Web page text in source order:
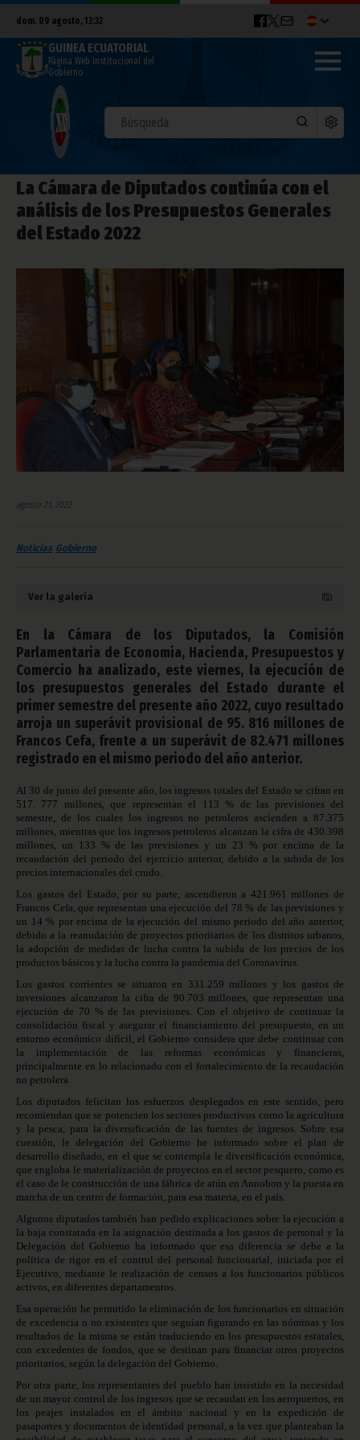
dom. 09 agosto, 13:32
GUINEA ECUATORIAL
Página Web Institucional del
Gobierno
La Cámara de Diputados continúa con el
análisis de los Presupuestos Generales
del Estado 2022
agosto 21, 2022
Noticias Gobierno
Ver la galería
En la Cámara de los Diputados, la Comisión
Parlamentaria de Economía, Hacienda, Presupuestos y
Comercio ha analizado, este viernes, la ejecución de
los presupuestos generales del Estado durante el
primer semestre del presente año 2022, cuyo resultado
arroja un superávit provisional de 95. 816 millones de
Francos Cefa, frente a un superávit de 82.471 millones
registrado en el mismo periodo del año anterior.
Al 30 de junio del presente año, los ingresos totales del Estado se cifran en
517. 777 millones, que representan el 113 % de las previsiones del
semestre, de los cuales los ingresos no petroleros ascienden a 87.375
millones, mientras que los ingresos petroleros alcanzan la cifra de 430.398
millones, un 133 % de las previsiones y un 23 % por encima de la
recaudación del periodo del ejercicio anterior, debido a la subida de los
precios internacionales del crudo.
Los gastos del Estado, por su parte, ascendieron a 421.961 millones de
Francos Cefa, que representan una ejecución del 78 % de las previsiones y
un 14 % por encima de la ejecución del mismo periodo del año anterior,
debido a la reanudación de proyectos prioritarios de los distritos urbanos,
la adopción de medidas de lucha contra la subida de los precios de los
productos básicos y la lucha contra la pandemia del Coronavirus.
Los gastos corrientes se situaron en 331.259 millones y los gastos de
inversiones alcanzaron la cifra de 90.703 millones, que representan una
ejecución de 70 % de las previsiones. Con el objetivo de continuar la
consolidación fiscal y asegurar el financiamiento del presupuesto, en un
entorno económico difícil, el Gobierno considera que debe continuar con
la implementación de las reformas económicas y financieras,
principalmente en lo relacionado con el fortalecimiento de la recaudación
no petrolera.
Los diputados felicitan los esfuerzos desplegados en este sentido, pero
recomiendan que se potencien los sectores productivos corno la agricultura
y la pesca, para la diversificación de las fuentes de ingresos. Sobre esa
cuestión, le delegación del Gobierno he informado sobre el plan de
desarrollo diseñado, en el que se contempla le diversificación económica,
que engloba le materialización de proyectos en el sector pesquero, como es
el caso de le construcción de una fábrica de atún en Annobon y la puesta en
marcha de un centro de formación, para esa materia, en el país.
Algunos diputados también han pedido explicaciones sobre la ejecución a
la baja constatada en la asignación destinada a los gastos de personal y la
Delegación del Gobierno ha informado que esa diferencia se debe a la
política de rigor en el control del personal funcionarial, iniciada por el
Ejecutivo, mediante le realización de censos a los funcionarios públicos
activos, en diferentes departamentos.
Esa operación he permitido la eliminación de los funcionarios en situación
de excedencia o no existentes que seguían figurando en las nóminas y los
resultados de la misma se están traduciendo en los presupuestos estatales,
con excedentes de fondos, que se destinan para financiar otros proyectos
prioritarios, según la delegación del Gobierno.
Por otra parte, los representantes del pueblo han insistido en la necesidad
de un mayor control de los ingresos que se recaudan en los aeropuertos, en
los peajes instalados en el ámbito nacional y en la expedición de
pasaportes y documentos de identidad personal, a la vez que planteaban la